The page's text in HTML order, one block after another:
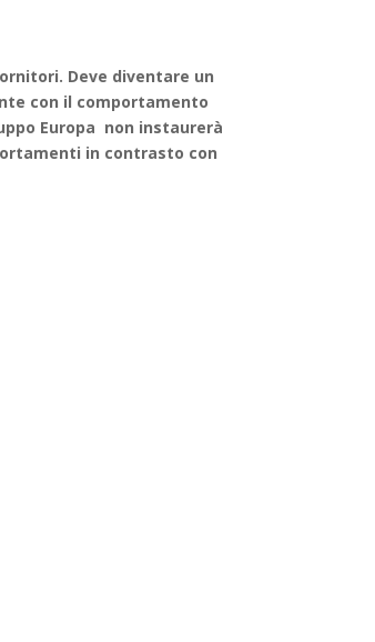
Deve diventare un
con il comportamento
Europa non instaurerà
in contrasto con